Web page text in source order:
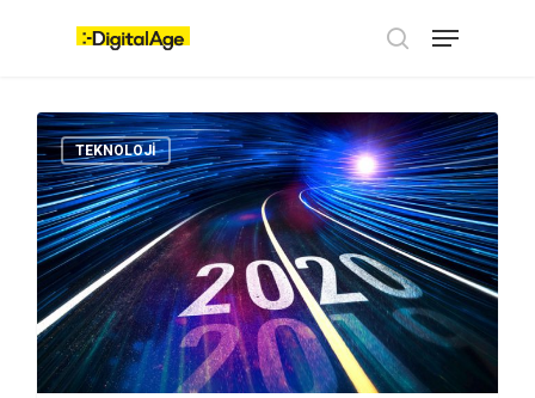
Menu
TEKNOLOJI